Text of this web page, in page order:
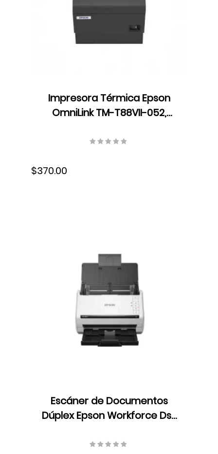
Impresora Térmica Epson
OmniLink TM-T88VII-052,
Wifi, Ethernet, C31CJ57052
$370.00
Escáner de Documentos
Dúplex Epson Workforce Ds-
Velocidad 45 ppm/90 ipm,